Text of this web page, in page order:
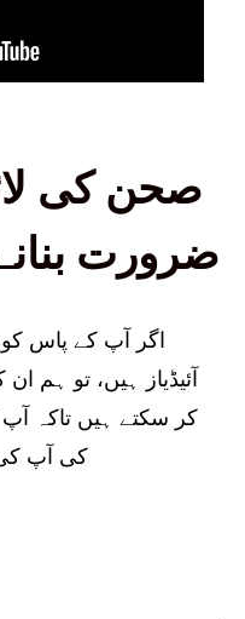
صحن کی
ضرورت
اگر آپ کے پاس
آئیڈیاز ہیں، تو ہم
کر سکتے ہیں تاکہ
کی آپ